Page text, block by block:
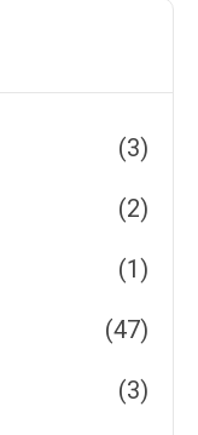
(3)
(2)
(1)
(47)
(3)